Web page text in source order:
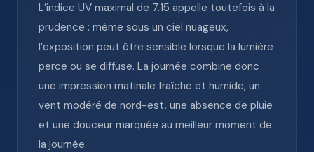
L’indice UV maximal de 7.15 appelle toutefois à la
prudence : même sous un ciel nuageux,
l’exposition peut être sensible lorsque la lumière
perce ou se diffuse. La journée combine donc
une impression matinale fraîche et humide, un
vent modéré de nord-est, une absence de pluie
et une douceur marquée au meilleur moment de
la journée.